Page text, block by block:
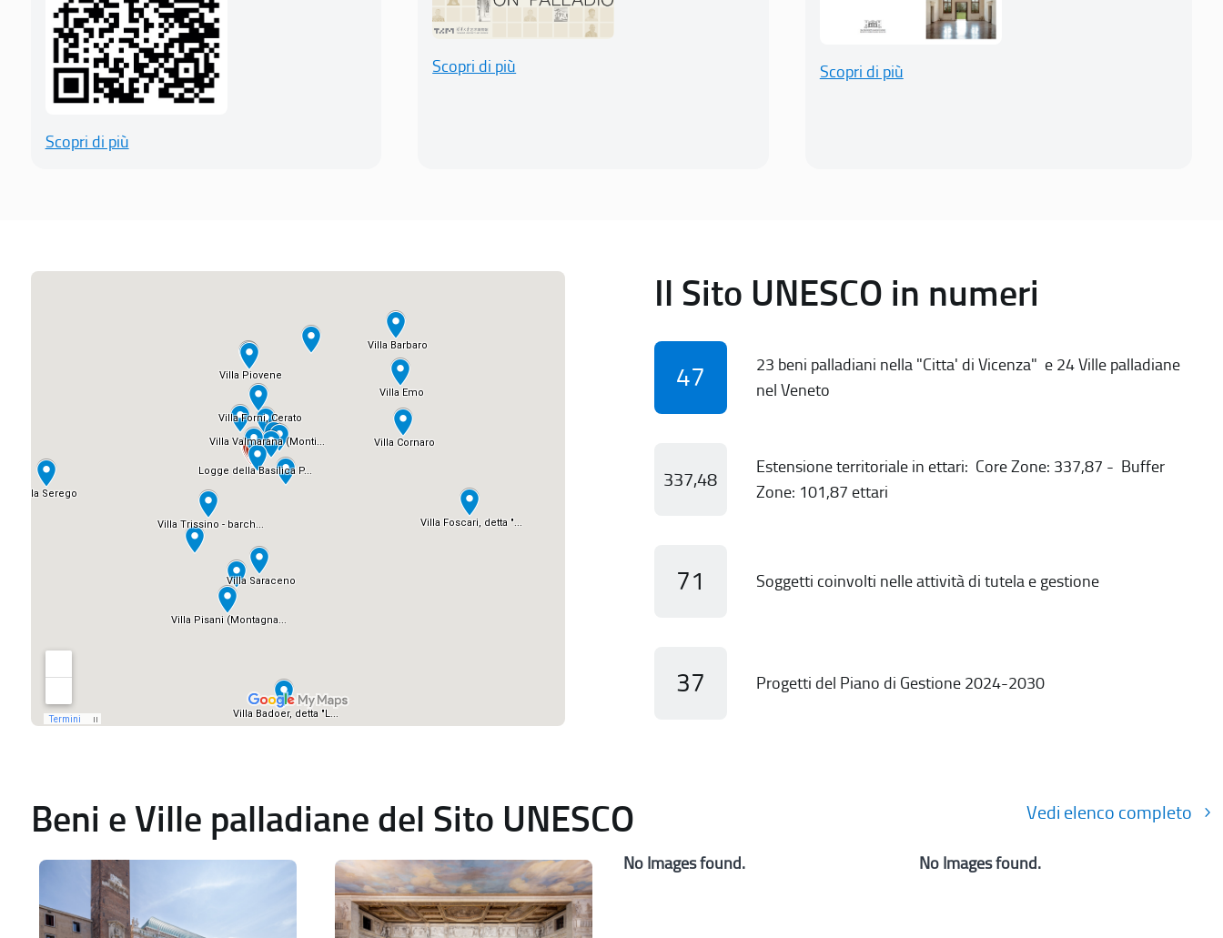
Scopri di più
Scopri di più Scopri di più
Il Sito UNESCO in numeri
47
23 beni palladiani nella "Citta' di Vicenza" e 24 Ville palladiane
nel Veneto
337,48
Estensione territoriale in ettari: Core Zone: 337,87 - Buffer
Zone: 101,87 ettari
71 Soggetti coinvolti nelle attività di tutela e gestione
37 Progetti del Piano di Gestione 2024-2030
Beni e Ville palladiane del Sito UNESCO Vedi elenco completo
No Images found. No Images found.